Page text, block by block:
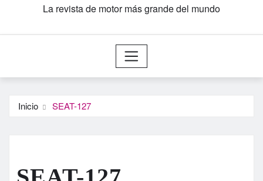
La revista de motor más grande del mundo
Inicio SEAT-127